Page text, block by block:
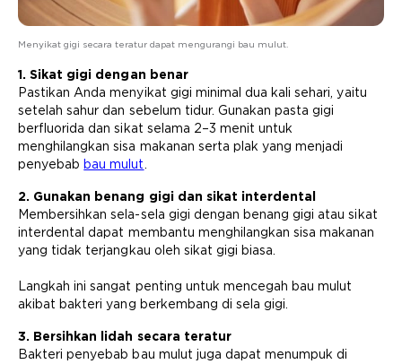
Menyikat gigi secara teratur dapat mengurangi bau mulut.
1. Sikat gigi dengan benar
Pastikan Anda menyikat gigi minimal dua kali sehari, yaitu
setelah sahur dan sebelum tidur. Gunakan pasta gigi
berfluorida dan sikat selama 2–3 menit untuk
menghilangkan sisa makanan serta plak yang menjadi
penyebab bau mulut
2. Gunakan benang gigi dan sikat interdental
Membersihkan sela-sela gigi dengan benang gigi atau sikat
interdental dapat membantu menghilangkan sisa makanan
yang tidak terjangkau oleh sikat gigi biasa.
Langkah ini sangat penting untuk mencegah bau mulut
akibat bakteri yang berkembang di sela gigi.
3. Bersihkan lidah secara teratur
Bakteri penyebab bau mulut juga dapat menumpuk di